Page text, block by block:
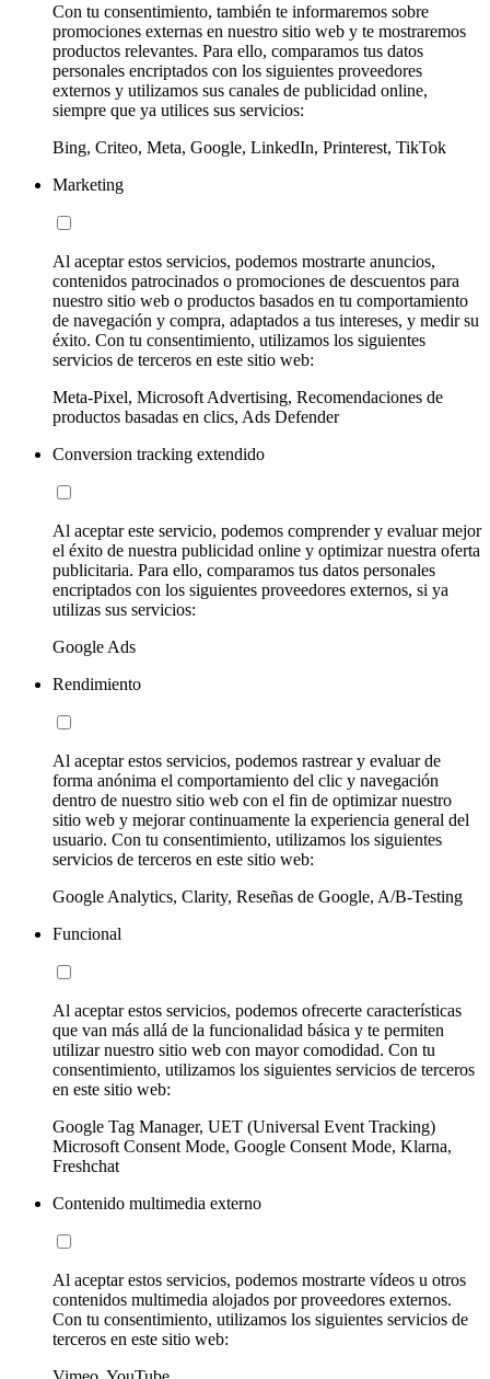
Con tu consentimiento, también te informaremos sobre
promociones externas en nuestro sitio web y te mostraremos
productos relevantes. Para ello, comparamos tus datos
personales encriptados con los siguientes proveedores
externos y utilizamos sus canales de publicidad online,
siempre que ya utilices sus servicios:
Bing, Criteo, Meta, Google, LinkedIn, Printerest, TikTok
Marketing
Al aceptar estos servicios, podemos mostrarte anuncios,
contenidos patrocinados o promociones de descuentos para
nuestro sitio web o productos basados en tu comportamiento
de navegación y compra, adaptados a tus intereses, y medir su
éxito. Con tu consentimiento, utilizamos los siguientes
servicios de terceros en este sitio web:
Meta-Pixel, Microsoft Advertising, Recomendaciones de
productos basadas en clics, Ads Defender
Conversion tracking extendido
Al aceptar este servicio, podemos comprender y evaluar mejor
el éxito de nuestra publicidad online y optimizar nuestra oferta
publicitaria. Para ello, comparamos tus datos personales
encriptados con los siguientes proveedores externos, si ya
utilizas sus servicios:
Google Ads
Rendimiento
Al aceptar estos servicios, podemos rastrear y evaluar de
forma anónima el comportamiento del clic y navegación
dentro de nuestro sitio web con el fin de optimizar nuestro
sitio web y mejorar continuamente la experiencia general del
usuario. Con tu consentimiento, utilizamos los siguientes
servicios de terceros en este sitio web:
Google Analytics, Clarity, Reseñas de Google, A/B-Testing
Funcional
Al aceptar estos servicios, podemos ofrecerte características
que van más allá de la funcionalidad básica y te permiten
utilizar nuestro sitio web con mayor comodidad. Con tu
consentimiento, utilizamos los siguientes servicios de terceros
en este sitio web:
Google Tag Manager, UET (Universal Event Tracking)
Microsoft Consent Mode, Google Consent Mode, Klarna,
Freshchat
Contenido multimedia externo
Al aceptar estos servicios, podemos mostrarte vídeos u otros
contenidos multimedia alojados por proveedores externos.
Con tu consentimiento, utilizamos los siguientes servicios de
terceros en este sitio web: